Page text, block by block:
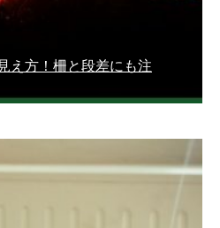
え方！柵と段差にも注